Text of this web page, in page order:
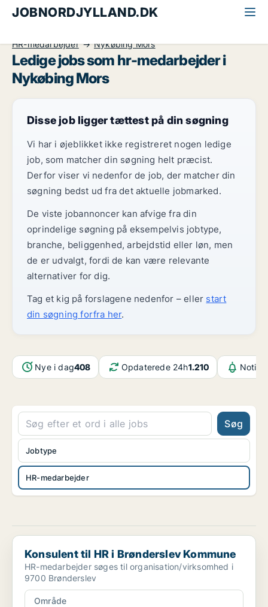
JOBNORDJYLLAND.DK
HR-medarbejder
Nykøbing Mors
Ledige jobs som hr-medarbejder i
Nykøbing Mors
Disse job ligger tættest på din søgning
Vi har i øjeblikket ikke registreret nogen ledige
job, som matcher din søgning helt præcist.
Derfor viser vi nedenfor de job, der matcher din
søgning bedst ud fra det aktuelle jobmarked.
De viste jobannoncer kan afvige fra din
oprindelige søgning på eksempelvis jobtype,
branche, beliggenhed, arbejdstid eller løn, men
de er udvalgt, fordi de kan være relevante
alternativer for dig.
Tag et kig på forslagene nedenfor – eller start
din søgning forfra her.
Nye i dag408 Opdaterede 24h1.210
Søg
HR-medarbejder
Jobtype
Konsulent til HR i Brønderslev Kommune
Konsulent til HR i Brønderslev Kommune
HR-medarbejder søges til organisation/virksomhed i
9700 Brønderslev
Område